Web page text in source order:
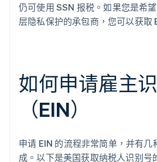
仍可使用 SSN 报税。如果您是希
层隐私保护的承包商，您可以获取
如何申请雇主
（EIN）
申请 EIN 的流程非常简单，并有
成。以下是美国获取纳税人识别号